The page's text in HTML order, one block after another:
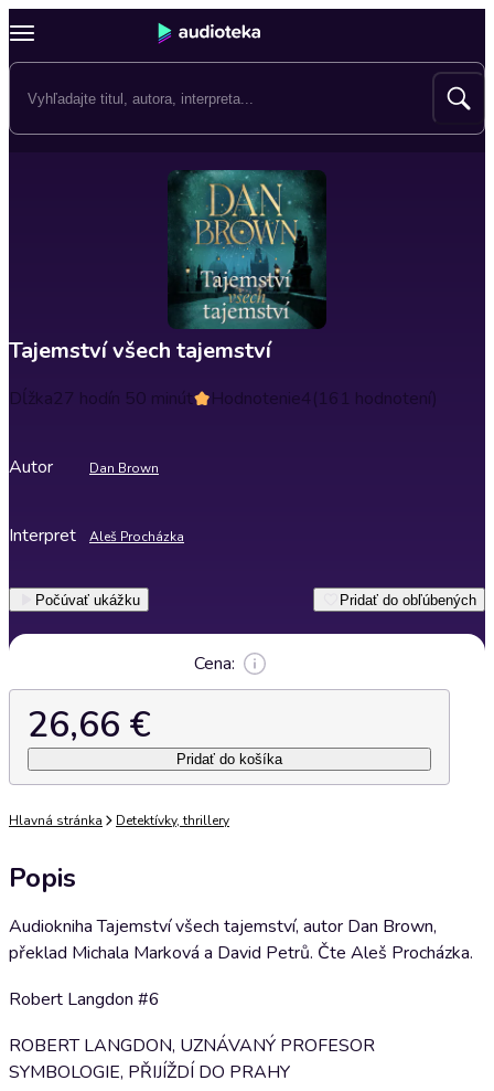
Tajemství všech tajemství
Dĺžka27 hodín 50 minút Hodnotenie4(161 hodnotení)
Autor Dan Brown
Interpret Aleš Procházka
Počúvať ukážku Pridať do obľúbených
Cena:
26,66 €
Pridať do košíka
Hlavná stránka Detektívky, thrillery
Popis
Audiokniha Tajemství všech tajemství, autor Dan Brown,
překlad Michala Marková a David Petrů. Čte Aleš Procházka.
Robert Langdon #6
ROBERT LANGDON, UZNÁVANÝ PROFESOR
SYMBOLOGIE, PŘIJÍŽDÍ DO PRAHY